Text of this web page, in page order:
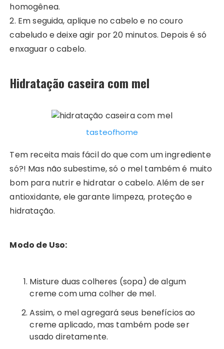
homogênea.
2. Em seguida, aplique no cabelo e no couro
cabeludo e deixe agir por 20 minutos. Depois é só
enxaguar o cabelo.
Hidratação caseira com mel
tasteofhome
Tem receita mais fácil do que com um ingrediente
só?! Mas não subestime, só o mel também é muito
bom para nutrir e hidratar o cabelo. Além de ser
antioxidante, ele garante limpeza, proteção e
hidratação.
Modo de Uso:
Misture duas colheres (sopa) de algum
creme com uma colher de mel.
Assim, o mel agregará seus benefícios ao
creme aplicado, mas também pode ser
usado diretamente.